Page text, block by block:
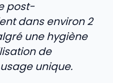
post-
dans environ 2
une hygiène
de
unique.